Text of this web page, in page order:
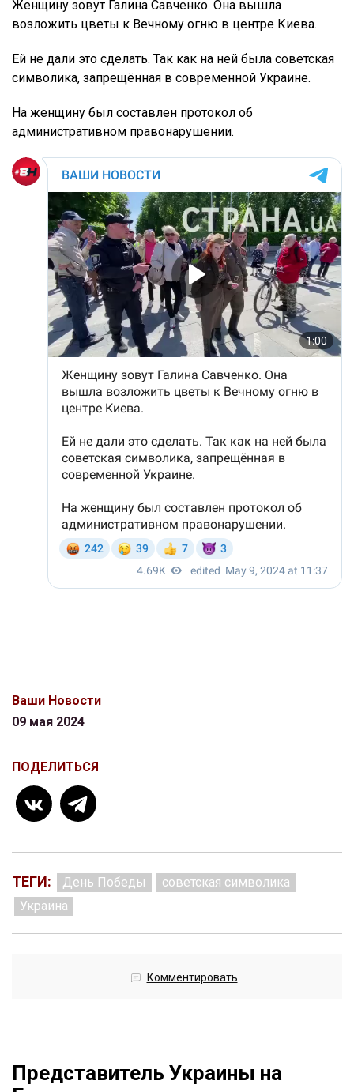
Женщину зовут Галина Савченко. Она вышла
возложить цветы к Вечному огню в центре Киева.
Ей не дали это сделать. Так как на ней была советская
символика, запрещённая в современной Украине.
На женщину был составлен протокол об
административном правонарушении.
Ваши Новости
09 мая 2024
ПОДЕЛИТЬСЯ
ТЕГИ: День Победы
советская символика
Украина
Комментировать
Представитель Украины на